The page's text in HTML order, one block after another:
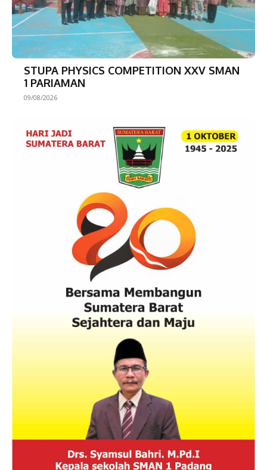
STUPA PHYSICS COMPETITION XXV SMAN
1 PARIAMAN
09/08/2026